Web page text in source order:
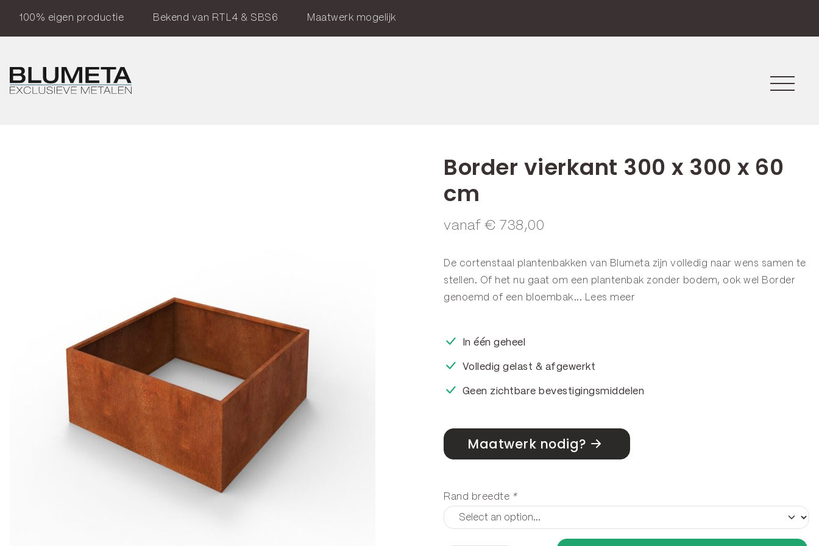
100% eigen productie Bekend van RTL4 & SBS6 Maatwerk mogelijk
Border vierkant 300 x 300 x 60
cm
vanaf € 738,00
De cortenstaal plantenbakken van Blumeta zijn volledig naar wens samen te
stellen. Of het nu gaat om een plantenbak zonder bodem, ook wel
Border
genoemd of een bloembak ... Lees meer
In één geheel
Volledig gelast & afgewerkt
Geen zichtbare bevestigingsmiddelen
Maatwerk nodig?
Rand breedte *